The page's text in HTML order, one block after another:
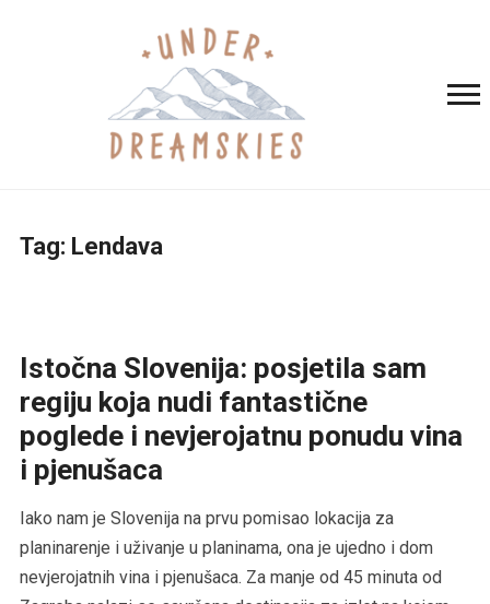
Tag: Lendava
Istočna Slovenija: posjetila sam
regiju koja nudi fantastične
poglede i nevjerojatnu ponudu vina
i pjenušaca
Iako nam je Slovenija na prvu pomisao lokacija za
planinarenje i uživanje u planinama, ona je ujedno i dom
nevjerojatnih vina i pjenušaca. Za manje od 45 minuta od